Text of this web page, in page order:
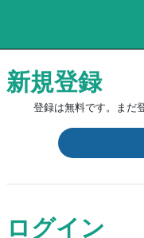
新規登録
登録は無料です。まだ
ログイン